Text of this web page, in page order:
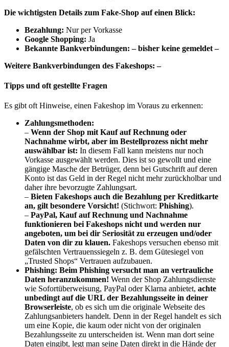
Die wichtigsten Details zum Fake-Shop auf einen Blick:
Bezahlung: Nur per Vorkasse
Google Shopping: Ja
Bekannte Bankverbindungen: – bisher keine gemeldet –
Weitere Bankverbindungen des Fakeshops: –
Tipps und oft gestellte Fragen
Es gibt oft Hinweise, einen Fakeshop im Voraus zu erkennen:
Zahlungsmethoden:
– Wenn der Shop mit Kauf auf Rechnung oder
Nachnahme wirbt, aber im Bestellprozess nicht mehr
auswählbar ist: In diesem Fall kann meistens nur noch
Vorkasse ausgewählt werden. Dies ist so gewollt und eine
gängige Masche der Betrüger, denn bei Gutschrift auf deren
Konto ist das Geld in der Regel nicht mehr zurückholbar und
daher ihre bevorzugte Zahlungsart.
– Bieten Fakeshops auch die Bezahlung per Kreditkarte
an, gilt besondere Vorsicht! (Stichwort: Phishing).
– PayPal, Kauf auf Rechnung und Nachnahme
funktionieren bei Fakeshops nicht und werden nur
angeboten, um bei dir Seriosität zu erzeugen und/oder
Daten von dir zu klauen. Fakeshops versuchen ebenso mit
gefälschten Vertrauenssiegeln z. B. dem Gütesiegel von
„Trusted Shops“ Vertrauen aufzubauen.
Phishing: Beim Phishing versucht man an vertrauliche
Daten heranzukommen! Wenn der Shop Zahlungsdienste
wie Sofortüberweisung, PayPal oder Klarna anbietet, achte
unbedingt auf die URL der Bezahlungsseite in deiner
Browserleiste, ob es sich um die originale Webseite des
Zahlungsanbieters handelt. Denn in der Regel handelt es sich
um eine Kopie, die kaum oder nicht von der originalen
Bezahlungsseite zu unterscheiden ist. Wenn man dort seine
Daten eingibt, legt man seine Daten direkt in die Hände der